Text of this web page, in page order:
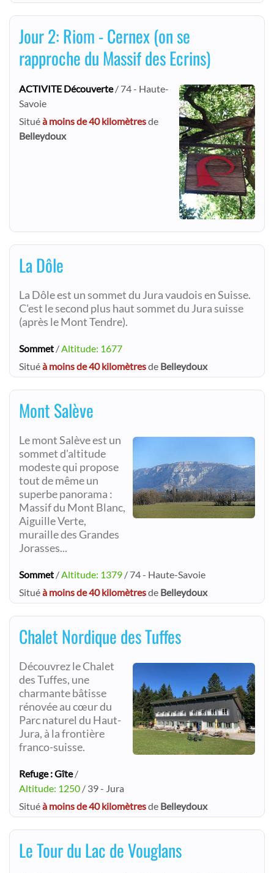
Jour 2: Riom - Cernex (on se
rapproche du Massif des Ecrins)
ACTIVITE Découverte/ 74 - Haute-
Savoie
Situéà moins de 40 kilomètresde
Belleydoux
La Dôle
La Dôle est un sommet du Jura vaudois en Suisse.
C'est le second plus haut sommet du Jura suisse
(après le Mont Tendre).
Sommet /Altitude: 1677
Situéà moins de 40 kilomètresde Belleydoux
Mont Salève
Le mont Salève est un
sommet d'altitude
modeste qui propose
tout de même un
superbe panorama :
Massif du Mont Blanc,
Aiguille Verte,
muraille des Grandes
Jorasses...
Sommet /Altitude: 1379 / 74 - Haute-Savoie
Situéà moins de 40 kilomètresde Belleydoux
Chalet Nordique des Tuffes
Découvrez le Chalet
des Tuffes, une
charmante bâtisse
rénovée au cœur du
Parc naturel du Haut-
Jura, à la frontière
franco-suisse.
Refuge : Gîte/
Altitude: 1250 / 39 - Jura
Situéà moins de 40 kilomètresde Belleydoux
Le Tour du Lac de Vouglans